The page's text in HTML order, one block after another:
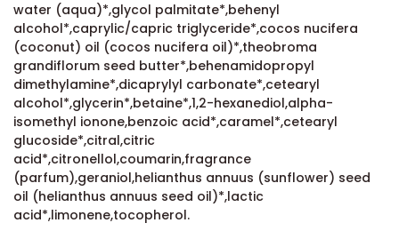
water (aqua)*,glycol palmitate*,behenyl
alcohol*,caprylic/capric triglyceride*,cocos nucifera
(coconut) oil (cocos nucifera oil)*,theobroma
grandiflorum seed butter*,behenamidopropyl
dimethylamine*,dicaprylyl carbonate*,cetearyl
alcohol*,glycerin*,betaine*,1,2-hexanediol,alpha-
isomethyl ionone,benzoic acid*,caramel*,cetearyl
glucoside*,citral,citric
acid*,citronellol,coumarin,fragrance
(parfum),geraniol,helianthus annuus (sunflower) seed
oil (helianthus annuus seed oil)*,lactic
acid*,limonene,tocopherol.